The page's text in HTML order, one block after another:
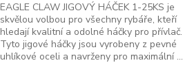
EAGLE CLAW JIGOVÝ HÁČEK 1-25KS je
skvělou volbou pro všechny rybáře, kteří
hledají kvalitní a odolné háčky pro přívlač.
Tyto jigové háčky jsou vyrobeny z pevné
uhlíkové oceli a navrženy pro maximální ...